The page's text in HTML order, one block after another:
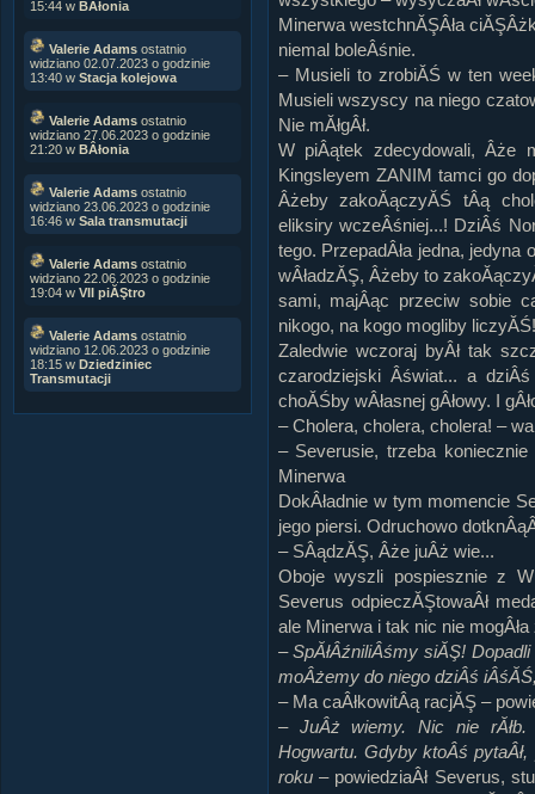
15:44 w BÂłonia
Valerie Adams ostatnio
widziano 02.07.2023 o godzinie
13:40 w Stacja kolejowa
Valerie Adams ostatnio
widziano 27.06.2023 o godzinie
21:20 w BÂłonia
Valerie Adams ostatnio
widziano 23.06.2023 o godzinie
16:46 w Sala transmutacji
Valerie Adams ostatnio
widziano 22.06.2023 o godzinie
19:04 w VII piĂŞtro
Valerie Adams ostatnio
widziano 12.06.2023 o godzinie
18:15 w Dziedziniec
Transmutacji
Minerwa westchnĂŞÂła
niemal boleÂśnie.
– Musieli to zrobiĂŚ w ten
Musieli wszyscy na niego
Nie mĂłgÂł.
W piÂątek zdecydowali, Âże
Kingsleyem ZANIM tamci go
Âżeby zakoĂączyĂŚ tÂą
eliksiry wczeÂśniej...! DziÂś
tego. PrzepadÂła jedna,
wÂładzĂŞ, Âżeby to
sami, majÂąc przeciw sobie
nikogo, na kogo mogliby liczyĂŚ!
Zaledwie wczoraj byÂł tak
czarodziejski Âświat... a
choĂŚby wÂłasnej gÂłowy. I
– Cholera, cholera, cholera! –
– Severusie, trzeba koniecznie
Minerwa
DokÂładnie w tym momencie
jego piersi. Odruchowo
– SÂądzĂŞ, Âże juÂż wie...
Oboje wyszli pospiesznie z
Severus odpieczĂŞtowaÂł
ale Minerwa i tak nic nie
– SpĂłÂźniliÂśmy siĂŞ!
moÂżemy do niego dziÂś
– Ma caÂłkowitÂą racjĂŞ –
– JuÂż wiemy. Nic nie rĂłb.
Hogwartu. Gdyby ktoÂś
roku– powiedziaÂł Severus,